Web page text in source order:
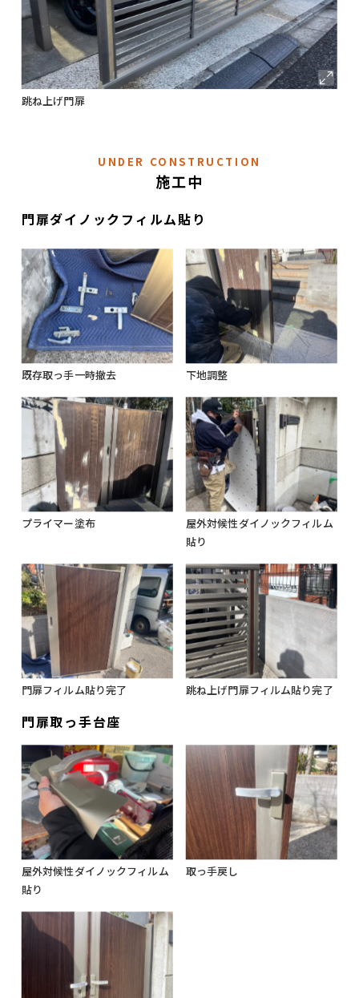
跳ね上げ門扉
UNDER CONSTRUCTION
施工中
門扉ダイノックフィルム貼り
既存取っ手一時撤去 下地調整
プライマー塗布
屋外対候性ダイノックフィルム
貼り
門扉フィルム貼り完了 跳ね上げ門扉フィルム貼り完了
門扉取っ手台座
屋外対候性ダイノックフィルム
貼り
取っ手戻し